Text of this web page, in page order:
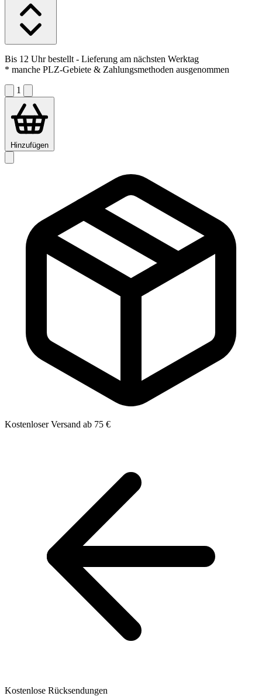
Bis 12 Uhr bestellt - Lieferung am nächsten Werktag
* manche PLZ-Gebiete & Zahlungsmethoden ausgenommen
1
Hinzufügen
Kostenloser Versand ab 75 €
Kostenlose Rücksendungen